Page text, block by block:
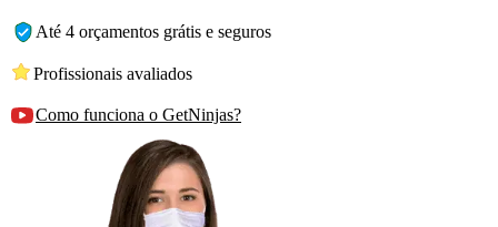
Até 4 orçamentos grátis e seguros
Profissionais avaliados
Como funciona o GetNinjas?